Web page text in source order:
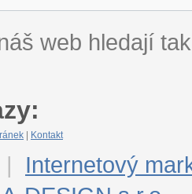
web hledají
Kontakt
|
Internetový